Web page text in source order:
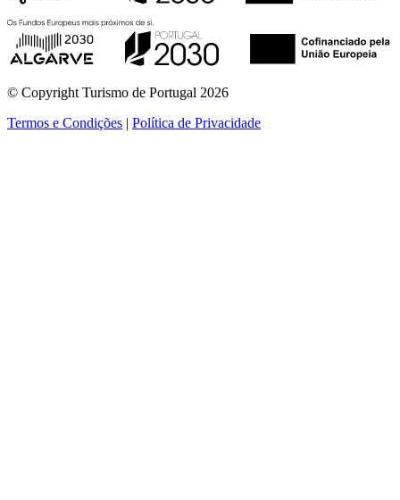
© Copyright Turismo de Portugal 2026
Termos e Condições | Política de Privacidade